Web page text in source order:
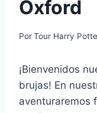
Oxford
PorTour Harry
¡Bienvenidos
brujas! En
aventuraremos